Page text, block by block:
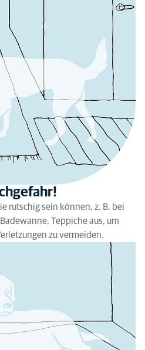
rutschig sein können, z. B. bei
Teppiche aus, um
zu vermeiden.